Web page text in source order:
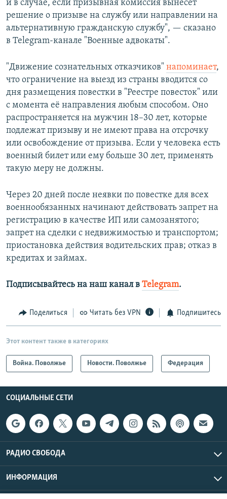
и в случае, если призывная комиссия вынесет
решение о призыве на службу или направлении на
альтернативную гражданскую службу", — сказано
в Telegram-канале "Военные адвокаты".
"Движение сознательных отказчиков" напоминает,
что ограничение на выезд из страны вводится со
дня размещения повестки в "Реестре повесток" или
с момента её направления любым способом. Оно
распространяется на мужчин 18–30 лет, которые
подлежат призыву и не имеют права на отсрочку
или освобождение от призыва. Если у человека есть
военный билет или ему больше 30 лет, применять
такую меру не должны.
Через 20 дней после неявки по повестке для всех
военнообязанных начинают действовать запрет на
регистрацию в качестве ИП или самозанятого;
запрет на сделки с недвижимостью и транспортом;
приостановка действия водительских прав; отказ в
кредитах и займах.
Подписывайтесь на наш канал в Telegram.
Поделиться Читать без VPN Подпишитесь
Этот контент также в категориях
Война. Поволжье Новости. Поволжье Федерация
СОЦИАЛЬНЫЕ СЕТИ
РАДИО СВОБОДА
ИНФОРМАЦИЯ